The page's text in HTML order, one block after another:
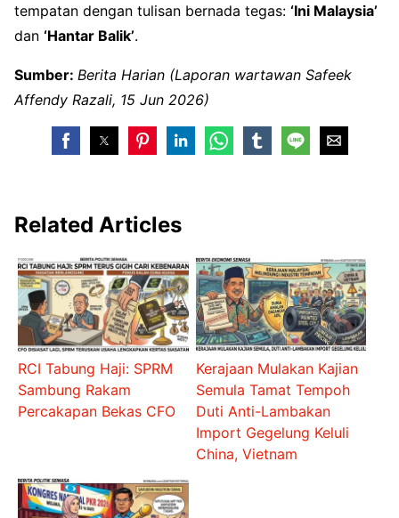
tempatan dengan tulisan bernada tegas: ‘Ini Malaysia’
dan ‘Hantar Balik’.
Sumber: Berita Harian (Laporan wartawan Safeek
Affendy Razali, 15 Jun 2026)
Related Articles
RCI Tabung Haji: SPRM
Sambung Rakam
Percakapan Bekas CFO
Kerajaan Mulakan Kajian
Semula Tamat Tempoh
Duti Anti-Lambakan
Import Gegelung Keluli
China, Vietnam